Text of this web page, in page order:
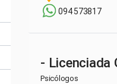
094 573817
- Licenciada
Psicólogos